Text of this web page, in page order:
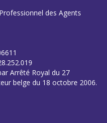
des Agents
Arrêté Royal du 27
belge du 18 octobre 2006.